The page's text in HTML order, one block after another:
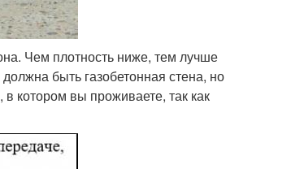
Чем плотность ниже, тем лучше
быть газобетонная стена, но
котором вы проживаете, так как